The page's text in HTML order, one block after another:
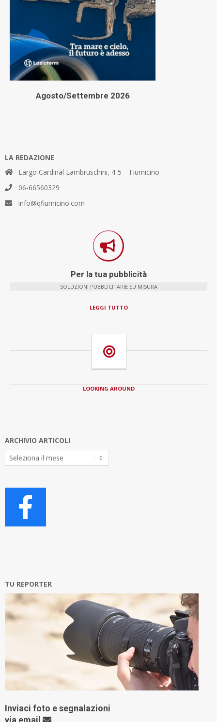
Agosto/Settembre 2026
LA REDAZIONE
Largo Cardinal Lambruschini, 4-5 – Fiumicino
06-66560329
info@qfiumicino.com
Per la tua pubblicità
SOLUZIONI PUBBLICITARIE SU MISURA
LEGGI TUTTO
LOOKING AROUND
ARCHIVIO ARTICOLI
Archivio
Articoli
TU REPORTER
Inviaci foto e segnalazioni